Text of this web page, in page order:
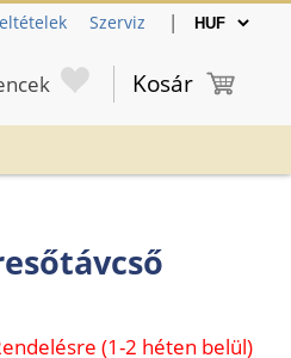
Szerviz |
Kosár
(1-2 héten belül)